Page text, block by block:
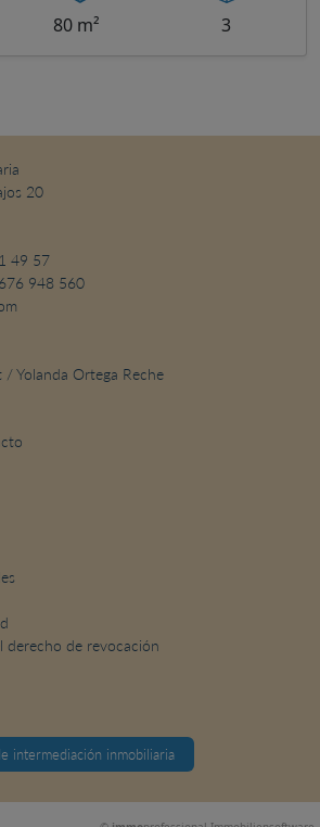
80 m² 3
20
49 57
948 560
Yolanda Ortega Reche
derecho de revocación
intermediación inmobiliaria